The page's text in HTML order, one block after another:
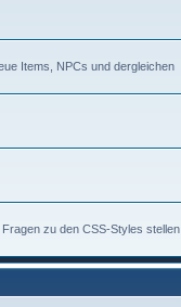
Items, NPCs und dergleichen
zu den CSS-Styles stellen.